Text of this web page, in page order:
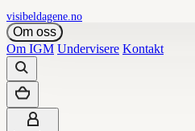
visibeldagene.no
Om oss
Om IGM Undervisere Kontakt